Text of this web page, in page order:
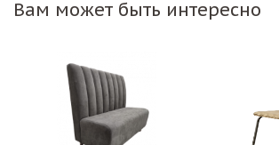
Вам может быть интересно